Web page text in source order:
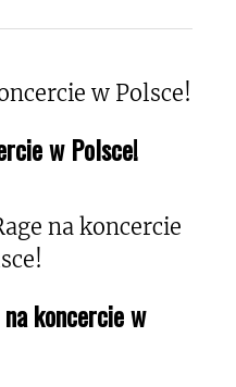
w Polsce!
koncercie w